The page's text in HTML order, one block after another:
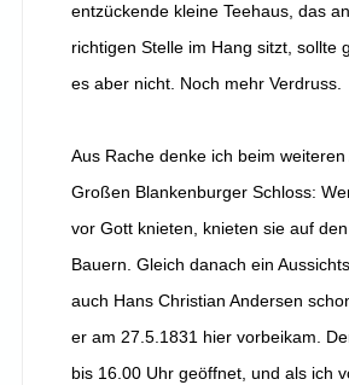
entzückende kleine Teehaus, das
richtigen Stelle im Hang sitzt, sollte
es aber nicht. Noch mehr Verdruss.
Aus Rache denke ich beim weiteren
Großen Blankenburger Schloss:
vor Gott knieten, knieten sie auf
Bauern. Gleich danach ein
auch Hans Christian Andersen
er am 27.5.1831 hier vorbeikam.
bis 16.00 Uhr geöffnet, und als ich